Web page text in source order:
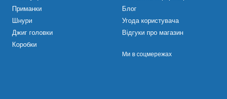
Приманки
Шнури
Джиг головки
Коробки
Блог
Угода користувача
Відгуки про магазин
Ми в соцмережах